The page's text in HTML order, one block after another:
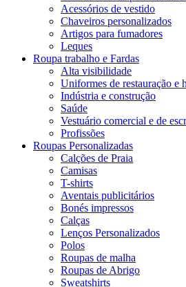
Acessórios de vestido
Chaveiros personalizados
Artigos para fumadores
Leques
Roupa trabalho e Fardas
Alta visibilidade
Uniformes de restauração e
Indústria e construção
Saúde
Vestuário comercial e de
Profissões
Roupas Personalizadas
Calções de Praia
Camisas
T-shirts
Aventais publicitários
Bonés impressos
Calças
Lenços Personalizados
Polos
Roupas de malha
Roupas de Abrigo
Sweatshirts